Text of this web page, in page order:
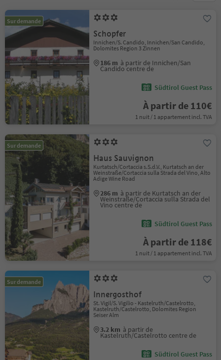
Sur demande
Schopfer
Innichen/S. Candido, Innichen/San Candido,
Dolomites Region 3 Zinnen
186 m à partir de Innichen/San
Candido centre de
Südtirol Guest Pass
À partir de 110€
1 nuit / 1 appartement incl. TVA
Sur demande
Haus Sauvignon
Kurtatsch/Cortaccia s.S.d.V., Kurtatsch an der
Weinstraße/Cortaccia sulla Strada del Vino, Alto
Adige Wine Road
286 m à partir de Kurtatsch an der
Weinstraße/Cortaccia sulla Strada del
Vino centre de
Südtirol Guest Pass
À partir de 118€
1 nuit / 1 appartement incl. TVA
Sur demande
Innergosthof
St. Vigil/S. Vigilio - Kastelruth/Castelrotto,
Kastelruth/Castelrotto, Dolomites Region
Seiser Alm
3.2 km à partir de
Kastelruth/Castelrotto centre de
Südtirol Guest Pass